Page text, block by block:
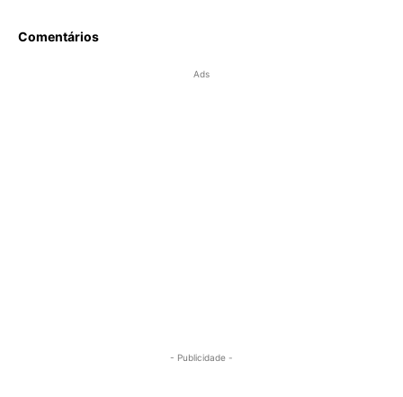
Comentários
Ads
- Publicidade -